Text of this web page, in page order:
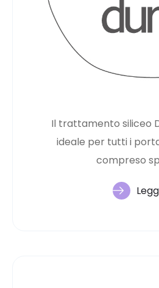
Il trattamento siliceo
ideale per tutti i
compreso